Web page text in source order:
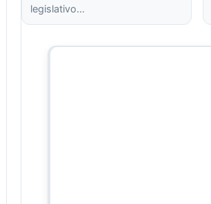
legislativo…